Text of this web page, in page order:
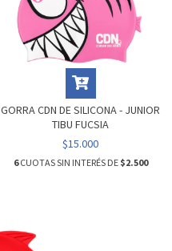
GORRA CDN DE SILICONA - JUNIOR
TIBU FUCSIA
$15.000
6CUOTAS SIN INTERÉS DE $2.500